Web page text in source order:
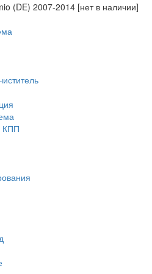
(DE) 2007-2014 [нет в наличии]
КПП